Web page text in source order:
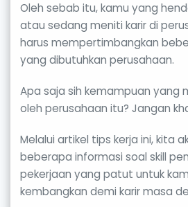
Oleh sebab itu, kamu yang
atau sedang meniti karir di
harus mempertimbangkan
yang dibutuhkan perusahaan.
Apa saja sih kemampuan yang
oleh perusahaan itu? Jangan
Melalui artikel tips kerja ini, kita
beberapa informasi soal skill
pekerjaan yang patut untuk
kembangkan demi karir masa